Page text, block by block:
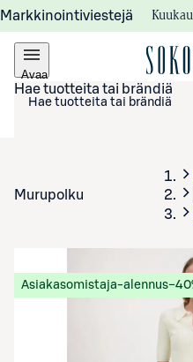
Markkinointiviestejä
Avaa
valikko
Hae tuotteita tai brändiä
Murupolku
Asiakasomistaja-alennus